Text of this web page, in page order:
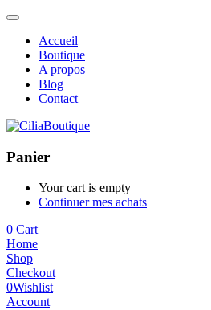
Accueil
Boutique
A propos
Blog
Contact
Panier
Your cart is empty
Continuer mes achats
0 Cart
Home
Shop
Checkout
0Wishlist
Account